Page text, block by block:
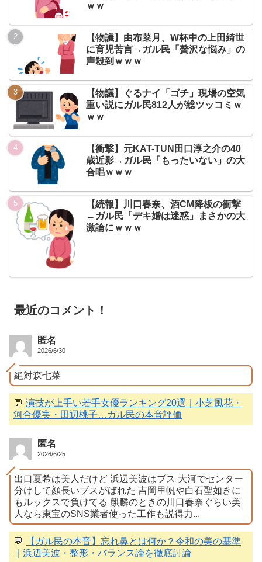
ｗｗ
【物議】由布菜月、W杯中の上田綺世
に育児苦言→ガル民「贅沢な悩み」の
声殺到ｗｗｗ
【物議】ぐるナイ「ゴチ」現場の空気
重い説にガル民812人が総ツッコミｗ
ｗｗ
【衝撃】元KAT-TUN田口淳之介の40
歳近影→ガル民「もったいない」の大
合唱ｗｗｗ
【続報】川口春奈、酒CM降板の衝撃
→ガル民「デキ婚は迷惑」まさかの大
激論にｗｗｗ
最近のコメント！
匿名
2026/6/30
絶対森七菜
💬 演技が上手い若手女優ランキング20選｜小芝風花・
河合優実・田辺桃子…ガル民の本音評価
匿名
2026/6/25
出口夏希は美人だけど 浜辺美波はブス 大河でセンター
分けして顔長いブスがばれた 吉岡里帆や白石聖如きに
もルックスで負けてる 麒麟のときの川口春奈ぐらい美
人なら東宝のSNS業者使った工作も説得力...
💬
【ガル民の本音】忘れ鼻とは何か？令和の美の基準
｜浜辺美波・整形・バランス論を徹底討論